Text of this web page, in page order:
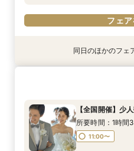
フェ
8/26( )
親御様のための
同日のほかのフェ
【全国開催】少
所要時間：1時間
11:00〜